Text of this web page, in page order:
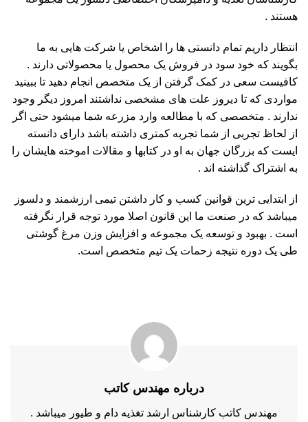
هستند .
انتظار داریم تمام دانستی ها را اشخاص یا شرکت هایی به ما
بگویند که خود سود در فروش یک محصول یا محصولاتی دارند .
کافیست سعی در کمک گرفتن از یک متخصص انجام دهید تا ببینید
مواردی که تا دیروز علت های مشخصی نداشتند امروز دیگر وجود
ندارند . متخصصی که با مطالعه وارد مزرعه شما میشود حتی اگر
از لحاظ تجربی از شما تجربه کمتری داشته باشد دارای دانسته
ایست که بزرگان جهان به او در کتابها و مقالات اموخته هایشان را
به اشتراک گذاشته اند .
از ابتدایی ترین قوانین کسب و کار داشتن تیمی ارزشمند و دلسوز
میباشد که در صنعت ما این قانون اصلا مورد توجه قرار نگرفته
است . بهبود و توسعه یک مجموعه و افزایش وزن مرغ گوشتی
طی یک دوره نتیجه زحمات یک تیم متخصص است.
درباره مهندس کاتب
مهندس کاتب کارشناس ارشد تغذیه دام و طیور میباشد .